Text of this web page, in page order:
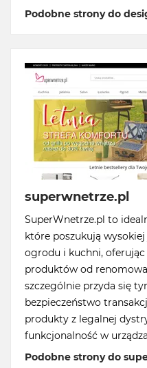
Podobne strony do
superwnetrze.pl
SuperWnetrze.pl to
które poszukują
ogrodu i kuchni,
produktów od
szczególnie przyda się
bezpieczeństwo
produkty z legalnej
funkcjonalność w
Podobne strony do